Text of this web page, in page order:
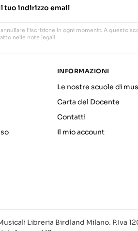
annullare l'iscrizione in ogni momenti. A questo
nelle note legali.
INFORMAZIONI
Le nostre scuole di
Carta del Docente
Contatti
Il mio account
Libreria Birdland Milano. P.Iva